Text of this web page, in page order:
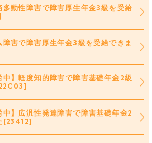
多動性障害で障害厚生年金3級を受給
害で障害厚生年金3級を受給できま
中】軽度知的障害で障害基礎年金2級
中】広汎性発達障害で障害基礎年金2
[23412]